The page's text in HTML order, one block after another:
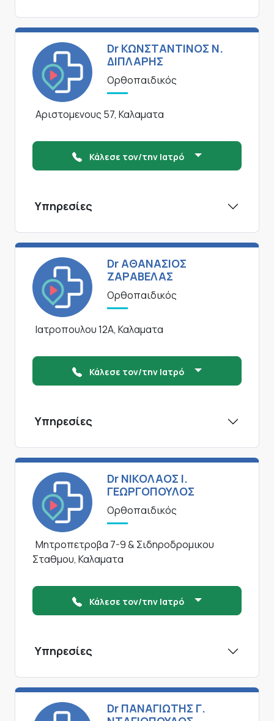
Dr ΚΩΝΣΤΑΝΤΙΝΟΣ Ν.
ΔΙΠΛΑΡΗΣ
Ορθοπαιδικός
Αριστομενους 57, Καλαματα
Κάλεσε τον/την Ιατρό
Υπηρεσίες
Dr ΑΘΑΝΑΣΙΟΣ
ΖΑΡΑΒΕΛΑΣ
Ορθοπαιδικός
Ιατροπουλου 12Α, Καλαματα
Κάλεσε τον/την Ιατρό
Υπηρεσίες
Dr ΝΙΚΟΛΑΟΣ Ι.
ΓΕΩΡΓΟΠΟΥΛΟΣ
Ορθοπαιδικός
Μητροπετροβα 7-9 & Σιδηροδρομικου
Σταθμου, Καλαματα
Κάλεσε τον/την Ιατρό
Υπηρεσίες
Dr ΠΑΝΑΓΙΩΤΗΣ Γ.